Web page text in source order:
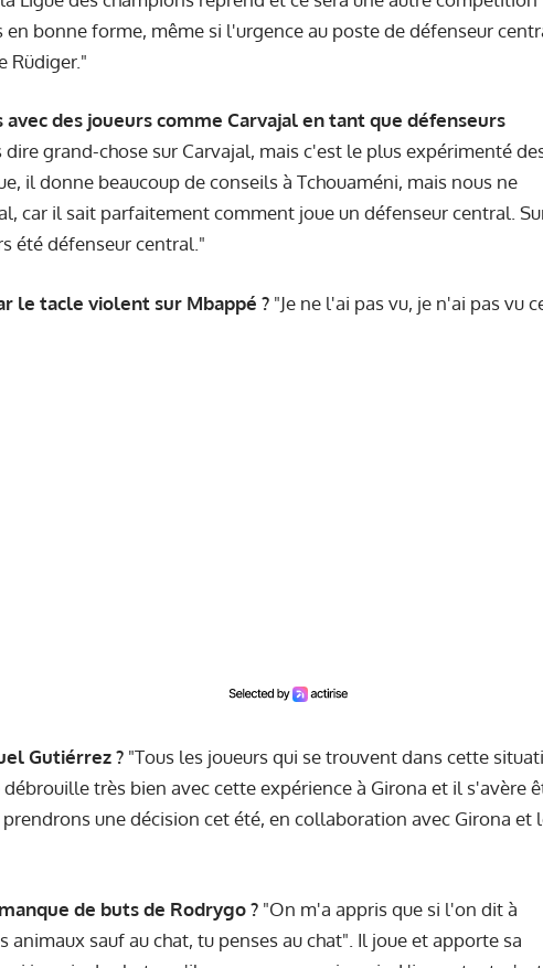
bonne forme, même si l'urgence au poste de défenseur
Rüdiger."
des joueurs comme Carvajal en tant que défenseurs
dire grand-chose sur Carvajal, mais c'est le plus expérimenté
il donne beaucoup de conseils à Tchouaméni, mais nous ne
car il sait parfaitement comment joue un défenseur central.
été défenseur central."
le tacle violent sur Mbappé ? "Je ne l'ai pas vu, je n'ai pas vu
Gutiérrez ? "Tous les joueurs qui se trouvent dans cette
très bien avec cette expérience à Girona et il s'avère
une décision cet été, en collaboration avec Girona et
de buts de Rodrygo ? "On m'a appris que si l'on dit à
animaux sauf au chat, tu penses au chat". Il joue et apporte sa